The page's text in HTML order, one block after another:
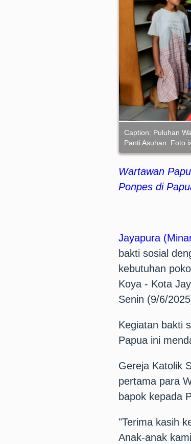
Caption: Puluhan
Panti Asuhan. Foto
Wartawan
Ponpes di
Jayapura
bakti sosial
kebutuhan
Koya - Kota
Senin (9/6/
Kegiatan bakti
Papua ini
Gereja Katolik
pertama para
bapok kepada
"Terima kasih
Anak-anak